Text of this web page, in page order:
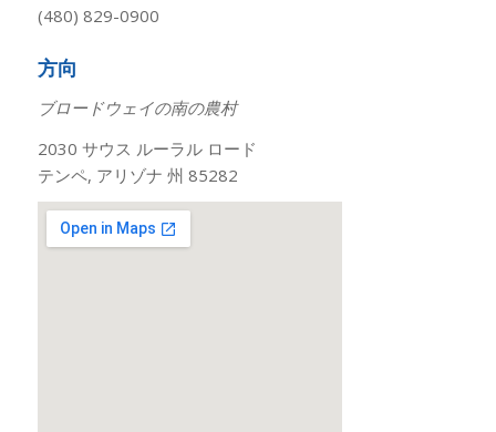
(480) 829-0900
方向
ブロードウェイの南の農村
2030 サウス ルーラル ロード
テンペ, アリゾナ 州 85282